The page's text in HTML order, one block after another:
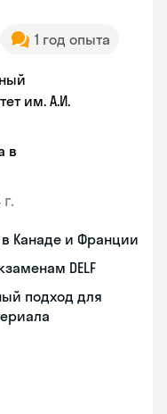
1 год опыта
им. А.И.
в
в Канаде и Франции
DELF
подход для